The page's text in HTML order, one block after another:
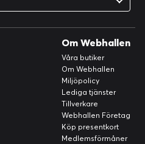
Om Webhallen
Våra butiker
Om Webhallen
Miljöpolicy
Lediga tjänster
Tillverkare
Webhallen Företag
Köp presentkort
Medlemsförmåner